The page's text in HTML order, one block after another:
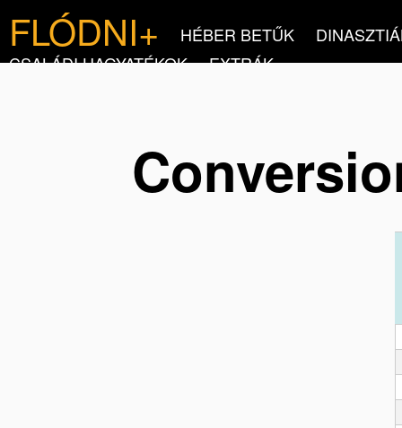
FLÓDNI+ HÉBER BETŰK
CSALÁDI HAGYATÉKOK
EXTRÁK